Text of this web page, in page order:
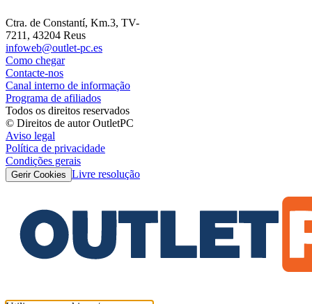
Ctra. de Constantí, Km.3, TV-
7211, 43204 Reus
infoweb@outlet-pc.es
Como chegar
Contacte-nos
Canal interno de informação
Programa de afiliados
Todos os direitos reservados
© Direitos de autor OutletPC
Aviso legal
Política de privacidade
Condições gerais
Gerir Cookies Livre resolução